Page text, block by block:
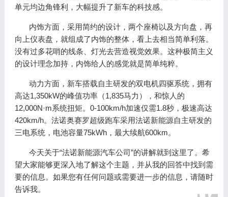
单元均边角锋利，大幅提升了新车的科技感。
内饰方面，采用简约的设计，两个座椅以及方向盘，再
向上仪表盘，就组成了内饰的整体，看上去相当简单利落。
没有过多花哨的线条、灯光去营造视觉效果。这种极简主义
的设计理念加持，内饰给人的感觉就是简单纯粹。
动力方面，新车搭载自主研发的双电机四驱系统，拥有
高达1,350kW的峰值功率（1,835马力），和惊人的
12,000N·m系统扭矩。0-100km/h加速仅需1.8秒，极速高达
420km/h。法诺奥赛罗超级跑车采用法诺新能源自主研发的
三电系统，电池容量75kWh，最大续航600km。
今天关于“法诺新能源汽车公司”的讲解就到这里了。希
望大家能够更深入地了解这个主题，并从我的回答中找到需
要的信息。如果您有任何问题或需要进一步的信息，请随时
告诉我。